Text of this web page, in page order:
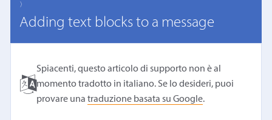
〉
Adding text blocks to a message
Spiacenti, questo articolo di supporto non è al
momento tradotto in italiano. Se lo desideri, puoi
provare unatraduzione basata su Google.